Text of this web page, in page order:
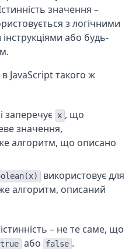
значення –
з логічними
або будь-
JavaScript такого ж
заперечує x , що
значення,
алгоритм, що описано
використовує для
алгоритм, описаний
– не те саме, що
true або false .